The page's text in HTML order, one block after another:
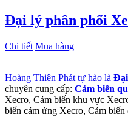
Đại lý phân phối
Chi tiết Mua hàng
Hoàng Thiên Phát tự hào là
chuyên cung cấp: Cảm biến
Xecro, Cảm biến khu vực
biến cảm ứng Xecro, Cảm